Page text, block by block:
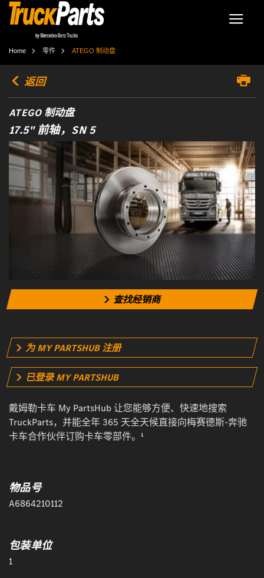
Home 零件 ATEGO 制动盘
返回
ATEGO 制动盘
17.5" 前轴，SN 5
查找经销商
为 MY PARTSHUB 注册
已登录 MY PARTSHUB
戴姆勒卡车 My PartsHub 让您能够方便、快速地搜索
TruckParts，并能全年 365 天全天候直接向梅赛德斯-奔驰
卡车合作伙伴订购卡车零部件。¹
物品号
A6864210112
包装单位
1